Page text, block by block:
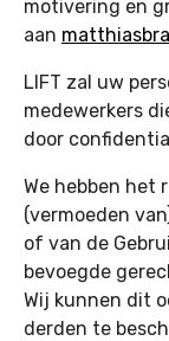
motivering en
aan
LIFT zal uw
medewerkers
door
We hebben het
(vermoeden
of van de
bevoegde
Wij kunnen dit
derden te